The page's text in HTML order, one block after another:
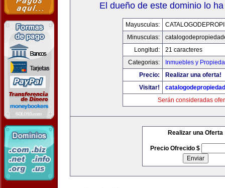
El dueño de este dominio lo
Mayusculas:
Minusculas:
Longitud:
21 caracteres
Categorias:
Inmuebles y
Precio:
Realizar una oferta!
Visitar!
Serán consideradas
Realizar una Oferta
Precio Ofrecido $